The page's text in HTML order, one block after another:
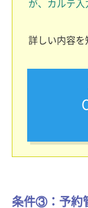
が、カルテ入
詳しい内容を
条件③：予約